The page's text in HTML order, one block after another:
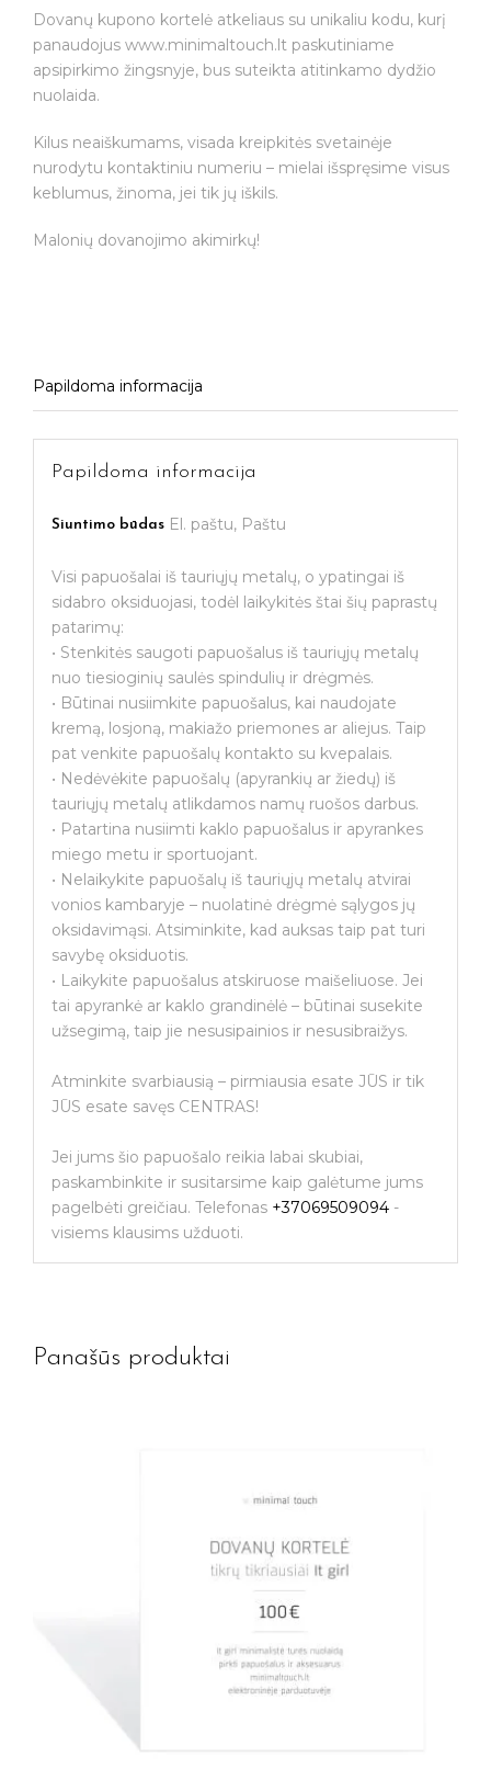
Dovanų kupono kortelė atkeliaus su unikaliu kodu, kurį
panaudojus www.minimaltouch.lt paskutiniame
apsipirkimo žingsnyje, bus suteikta atitinkamo dydžio
nuolaida.
Kilus neaiškumams, visada kreipkitės svetainėje
nurodytu kontaktiniu numeriu – mielai išspręsime visus
keblumus, žinoma, jei tik jų iškils.
Malonių dovanojimo akimirkų!
Papildoma informacija
Papildoma informacija
Siuntimo būdas El. paštu, Paštu
Visi papuošalai iš tauriųjų metalų, o ypatingai iš
sidabro oksiduojasi, todėl laikykitės štai šių paprastų
patarimų:
• Stenkitės saugoti papuošalus iš tauriųjų metalų
nuo tiesioginių saulės spindulių ir drėgmės.
• Būtinai nusiimkite papuošalus, kai naudojate
kremą, losjoną, makiažo priemones ar aliejus. Taip
pat venkite papuošalų kontakto su kvepalais.
• Nedėvėkite papuošalų (apyrankių ar žiedų) iš
tauriųjų metalų atlikdamos namų ruošos darbus.
• Patartina nusiimti kaklo papuošalus ir apyrankes
miego metu ir sportuojant.
• Nelaikykite papuošalų iš tauriųjų metalų atvirai
vonios kambaryje – nuolatinė drėgmė sąlygos jų
oksidavimąsi. Atsiminkite, kad auksas taip pat turi
savybę oksiduotis.
• Laikykite papuošalus atskiruose maišeliuose. Jei
tai apyrankė ar kaklo grandinėlė – būtinai susekite
užsegimą, taip jie nesusipainios ir nesusibraižys.
Atminkite svarbiausią – pirmiausia esate JŪS ir tik
JŪS esate savęs CENTRAS!
Jei jums šio papuošalo reikia labai skubiai,
paskambinkite ir susitarsime kaip galėtume jums
pagelbėti greičiau. Telefonas +37069509094-
visiems klausims užduoti.
Panašūs produktai
Jūsų el. paštas